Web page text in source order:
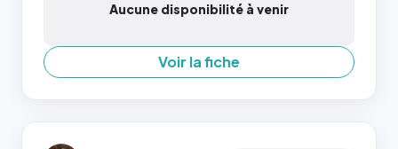
Aucune disponibilité à venir
Voir la fiche